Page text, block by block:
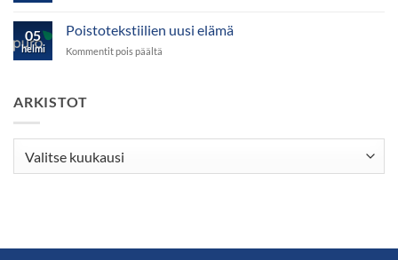
Vastuullinen
05
helmi
Poistotekstiilien uusi elämä
Kommentit pois päältä
ARKISTOT